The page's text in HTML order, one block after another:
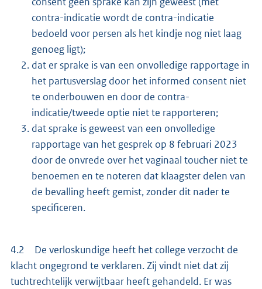
contra-indicatie wordt de contra-indicatie
bedoeld voor persen als het kindje nog niet laag
genoeg ligt);
dat er sprake is van een onvolledige rapportage in
het partusverslag door het informed consent niet
te onderbouwen en door de contra-
indicatie/tweede optie niet te rapporteren;
dat sprake is geweest van een onvolledige
rapportage van het gesprek op 8 februari 2023
door de onvrede over het vaginaal toucher niet te
benoemen en te noteren dat klaagster delen van
de bevalling heeft gemist, zonder dit nader te
specificeren.
4.2 De verloskundige heeft het college verzocht de
klacht ongegrond te verklaren. Zij vindt niet dat zij
tuchtrechtelijk verwijtbaar heeft gehandeld. Er was